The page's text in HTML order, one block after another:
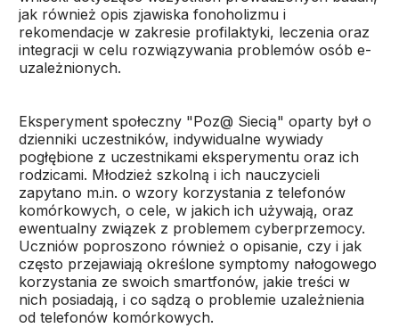
jak również opis zjawiska fonoholizmu i
rekomendacje w zakresie profilaktyki, leczenia oraz
integracji w celu rozwiązywania problemów osób e-
uzależnionych.
Eksperyment społeczny "Poz@ Siecią" oparty był o
dzienniki uczestników, indywidualne wywiady
pogłębione z uczestnikami eksperymentu oraz ich
rodzicami. Młodzież szkolną i ich nauczycieli
zapytano m.in. o wzory korzystania z telefonów
komórkowych, o cele, w jakich ich używają, oraz
ewentualny związek z problemem cyberprzemocy.
Uczniów poproszono również o opisanie, czy i jak
często przejawiają określone symptomy nałogowego
korzystania ze swoich smartfonów, jakie treści w
nich posiadają, i co sądzą o problemie uzależnienia
od telefonów komórkowych.